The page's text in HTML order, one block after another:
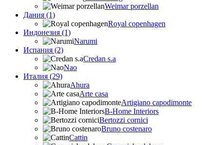
Weimar porzellan
Дания (1)
Royal copenhagen
Индонезия (1)
Narumi
Испания (2)
Credan s.a
Nao
Италия (29)
Ahura
Arte casa
Artigiano capodimonte
B-Home Interiors
Bertozzi cornici
Bruno costenaro
Cattin